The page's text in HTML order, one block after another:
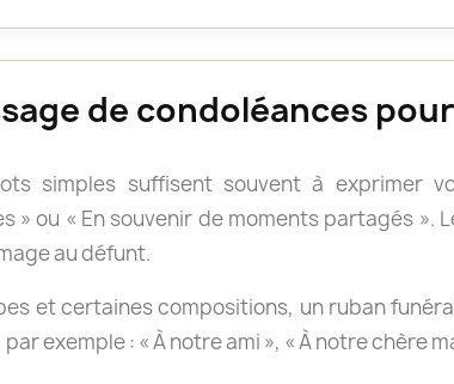
de condoléances
simples suffisent souvent à exprimer
» ou « En souvenir de moments partagés
au défunt.
et certaines compositions, un ruban
exemple : « À notre ami », « À notre chère